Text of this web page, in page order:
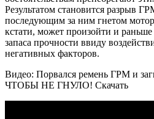
Результатом становится разрыв
последующим за ним гнетом
кстати, может произойти и
запаса прочности ввиду
негативных факторов.
Видео: Порвался ремень ГРМ и
ЧТОБЫ НЕ ГНУЛО! Скачать